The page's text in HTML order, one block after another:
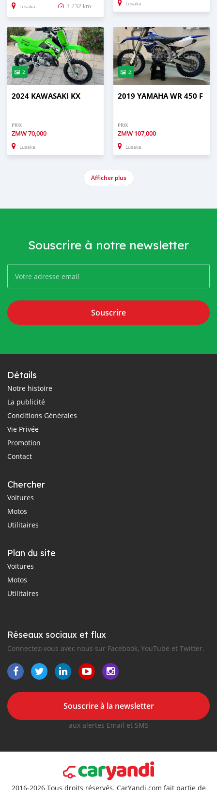
Lusaka 3 232 km Lusaka
2
2024 KAWASAKI KX
PRIX
ZMW70,000
Lusaka
2
2019 YAMAHA WR 450 F
PRIX
ZMW 107,000
Lusaka
Afficher plus
Souscrire à notre newsletter
Souscrire
Détails
Notre histoire
La publicité
Conditions Générales
Vie Privée
Promotion
Contact
Chercher
Voitures
Motos
Utilitaires
Plan du site
Voitures
Motos
Utilitaires
Réseaux sociaux et flux
Connectez-vous avec nous sur Facebook, YouTube et Twitter.
Souscrire à la newsletter
aux alertes Email et SMS
2016-2026 Tous droits réservés. CarYandi.com fait partie de